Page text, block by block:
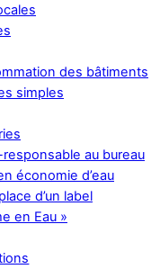
des bâtiments
simples
au bureau
économie d’eau
d’un label
en Eau »